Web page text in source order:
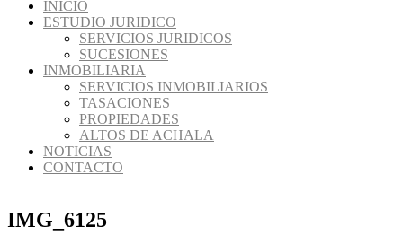
INICIO
ESTUDIO JURIDICO
SERVICIOS JURIDICOS
SUCESIONES
INMOBILIARIA
SERVICIOS INMOBILIARIOS
TASACIONES
PROPIEDADES
ALTOS DE ACHALA
NOTICIAS
CONTACTO
IMG_6125